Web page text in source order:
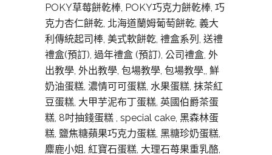
POKY草莓餅乾棒, POKY巧克力餅乾棒, 巧
克力杏仁餅乾, 北海道蘭姆葡萄餅乾, 義大
利傳統起司棒, 美式軟餅亁, 禮盒系列, 送禮
禮盒(預訂), 過年禮盒 (預訂), 公司禮盒, 外
出教學, 外出教學, 包場教學, 包場教學,, 鮮
奶油蛋糕, 濃情可可蛋糕, 水果蛋糕, 抹茶紅
豆蛋糕, 大甲芋泥布丁蛋糕, 英國伯爵茶蛋
糕, 8吋抽錢蛋糕 , special cake, 黑森林蛋
糕, 鹽焦糖蘋果巧克力蛋糕, 黑糖珍奶蛋糕,
麋鹿小姐, 紅寶石蛋糕, 大理石苺果重乳酪,